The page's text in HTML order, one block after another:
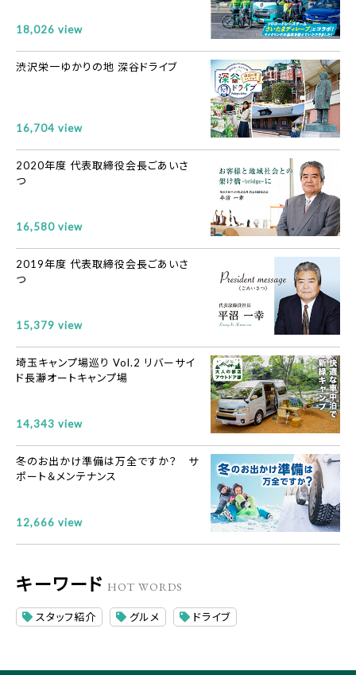
18,026 view
渋沢栄一ゆかりの地 深谷ドライブ
16,704 view
2020年度 代表取締役会長ごあいさ
つ
16,580 view
2019年度 代表取締役会長ごあいさ
つ
15,379 view
埼玉キャンプ場巡り Vol.2 リバーサイ
ド長瀞オートキャンプ場
14,343 view
冬のお出かけ準備は万全ですか？ サ
ポート＆メンテナンス
12,666 view
キーワード HOT WORDS
スタッフ紹介 グルメ ドライブ